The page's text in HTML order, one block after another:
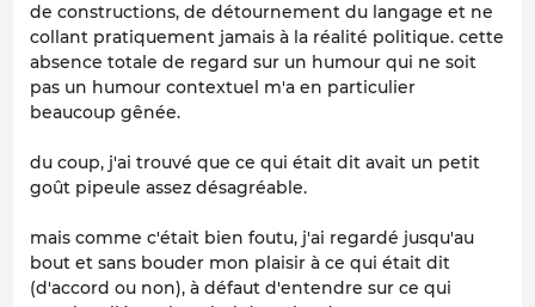
de constructions, de détournement du langage et ne
collant pratiquement jamais à la réalité politique. cette
absence totale de regard sur un humour qui ne soit
pas un humour contextuel m'a en particulier
beaucoup gênée.
du coup, j'ai trouvé que ce qui était dit avait un petit
goût pipeule assez désagréable.
mais comme c'était bien foutu, j'ai regardé jusqu'au
bout et sans bouder mon plaisir à ce qui était dit
(d'accord ou non), à défaut d'entendre sur ce qui